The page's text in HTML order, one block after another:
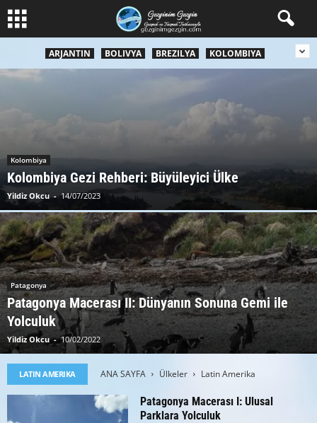
ARJANTIN BOLIVYA BREZILYA KOLOMBIYA
Kolombiya
Kolombiya Gezi Rehberi: Büyüleyici Ülke
Yildiz Okcu - 14/07/2023
Patagonya
Patagonya Macerası II: Dünyanın Sonuna Gemi ile
Yolculuk
Yildiz Okcu - 10/02/2022
LATIN AMERIKA ANA SAYFA Ülkeler Latin Amerika
Patagonya Macerası I: Ulusal
Parklara Yolculuk